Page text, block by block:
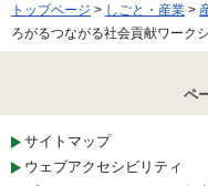
トップページ > しごと・産業 >
ろがるつながる社会貢献ワーク
ペ
サイトマップ
ウェブアクセシビリティ